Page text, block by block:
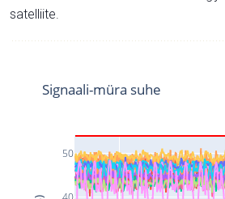
satelliite.
50
Signaali-müra suhe